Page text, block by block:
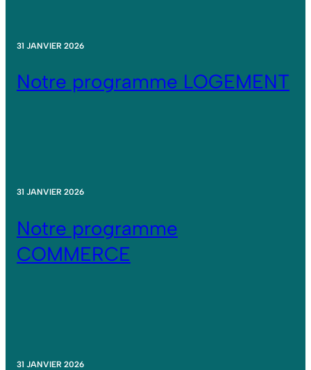
31 JANVIER 2026
Notre programme LOGEMENT
31 JANVIER 2026
Notre programme
COMMERCE
31 JANVIER 2026